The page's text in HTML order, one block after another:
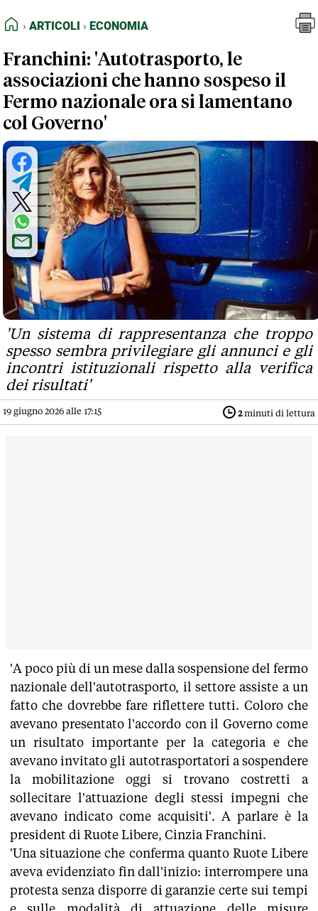
FEED RSS
NORMATIVE DEONTOLOGICHE
TERMINI e CONDIZIONI
HOME
ARTICOLI ECONOMIA
Franchini: 'Autotrasporto, le
associazioni che hanno sospeso il
Fermo nazionale ora si lamentano
col Governo'
'Un sistema di rappresentanza che troppo
spesso sembra privilegiare gli annunci e gli
incontri istituzionali rispetto alla verifica
dei risultati'
19 giugno 2026 alle 17:15 2minuti di lettura
'A poco più di un mese dalla sospensione del fermo
nazionale dell'autotrasporto, il settore assiste a un
fatto che dovrebbe fare riflettere tutti. Coloro che
avevano presentato l'accordo con il Governo come
un risultato importante per la categoria e che
avevano invitato gli autotrasportatori a sospendere
la mobilitazione oggi si trovano costretti a
sollecitare l'attuazione degli stessi impegni che
avevano indicato come acquisiti'. A parlare è la
president di Ruote Libere, Cinzia Franchini.
'Una situazione che conferma quanto Ruote Libere
aveva evidenziato fin dall'inizio: interrompere una
protesta senza disporre di garanzie certe sui tempi